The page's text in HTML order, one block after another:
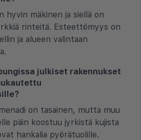
hyvin mäkinen ja siellä on
rinteitä. Esteettömyys on
ja alueen valintaan
julkiset rakennukset
on tasainen, mutta muu
päin koostuu jyrkistä kujista
hankalia pyörätuolille.